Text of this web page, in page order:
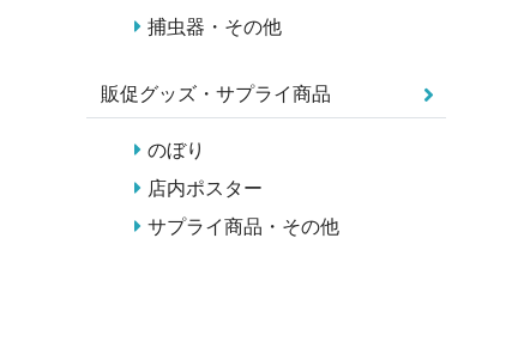
捕虫器・その他
販促グッズ・サプライ商品
のぼり
店内ポスター
サプライ商品・その他